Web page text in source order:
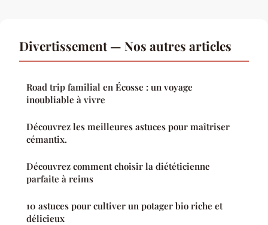
Divertissement — Nos autres articles
Road trip familial en Écosse : un voyage
inoubliable à vivre
Découvrez les meilleures astuces pour maîtriser
cémantix.
Découvrez comment choisir la diététicienne
parfaite à reims
10 astuces pour cultiver un potager bio riche et
délicieux